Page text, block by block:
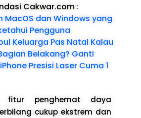
Cakwar.com:
MacOS dan Windows yang
Pengguna
Keluarga Pas Natal Kalau
Belakang? Ganti
Presisi Laser Cuma 1
fitur penghemat daya
cukup ekstrem dan